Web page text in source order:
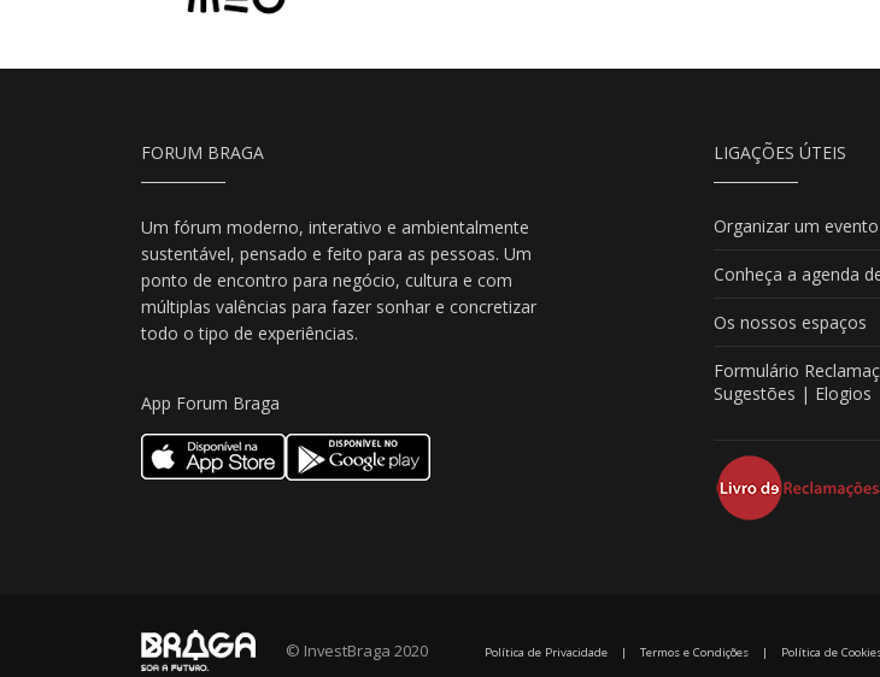
FORUM BRAGA
Um fórum moderno, interativo e ambientalmente
sustentável, pensado e feito para as pessoas. Um
ponto de encontro para negócio, cultura e com
múltiplas valências para fazer sonhar e concretizar
todo o tipo de experiências.
App Forum Braga
LIGAÇÕES ÚTEIS
Organizar um evento
Conheça a agenda
Os nossos espaços
Formulário
Sugestões | Elogios
© InvestBraga 2020 Política de Privacidade | Termos e Condições | Política de